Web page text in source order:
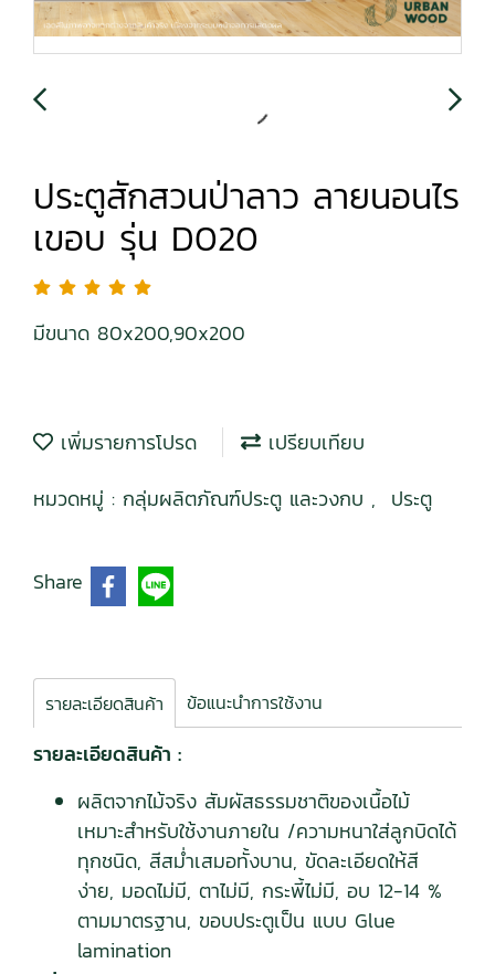
ประตูสักสวนป่าลาว ลายนอนไร
เขอบ รุ่น D020
มีขนาด 80x200,90x200
เพิ่มรายการโปรด
เปรียบเทียบ
หมวดหมู่ : กลุ่มผลิตภัณฑ์ประตู และวงกบ , ประตู
Share
รายละเอียดสินค้า ข้อแนะนำการใช้งาน
รายละเอียดสินค้า :
ผลิตจากไม้จริง สัมผัสธรรมชาติของเนื้อไม้
เหมาะสำหรับใช้งานภายใน /ความหนาใส่ลูกบิดได้
ทุกชนิด, สีสม่ำเสมอทั้งบาน, ขัดละเอียดให้สี
ง่าย, มอดไม่มี, ตาไม่มี, กระพี้ไม่มี, อบ 12-14 %
ตามมาตรฐาน, ขอบประตูเป็น แบบ Glue
lamination